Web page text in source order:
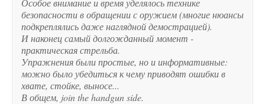
безопасности в обращении с оружием (многие нюансы
подкреплялись даже наглядной демострацией).
И наконец самый долгожданный момент -
практическая стрельба.
Упражнения были простые, но и информативные:
можно было убедиться к чему приводят ошибки в
хвате, стойке, выносе...
В общем, join the handgun side.